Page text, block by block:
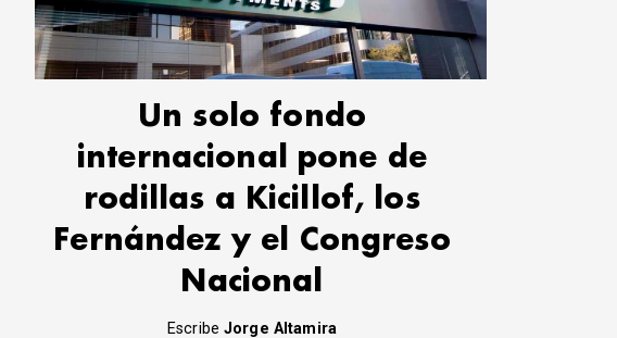
Un solo fondo
internacional pone de
rodillas a Kicillof, los
Fernández y el Congreso
Nacional
EscribeJorge Altamira